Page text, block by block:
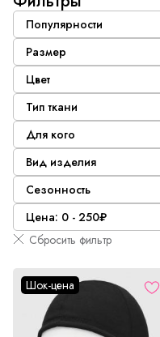
Популярности
Размер
Цвет
Тип ткани
Для кого
Вид изделия
Сезонность
Цена: 0 - 250₽
Сбросить фильтр
Шок-цена